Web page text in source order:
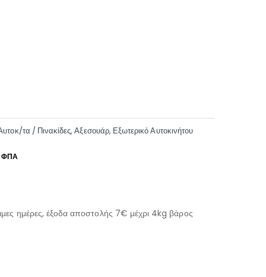
τα / Πινακίδες,Αξεσουάρ, Εξωτερικό Αυτοκινήτου
ημέρες, έξοδα αποστολής 7€ μέχρι 4kg βάρος